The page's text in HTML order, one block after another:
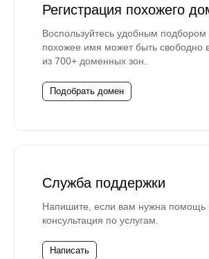
Регистрация похожего
Воспользуйтесь удобным
похожее имя может быть свободно
из 700+ доменных зон.
Подобрать домен
Служба поддержки
Напишите, если вам нужна помощь
консультация по услугам.
Написать